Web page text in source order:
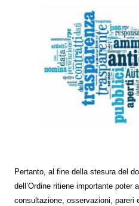
Pertanto, al fine della stesura del
dell’Ordine ritiene importante poter
consultazione, osservazioni, pareri